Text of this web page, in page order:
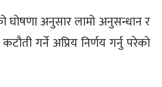
घोषणा अनुसार लामो अनुसन्धान र
गर्ने अप्रिय निर्णय गर्नु परेको